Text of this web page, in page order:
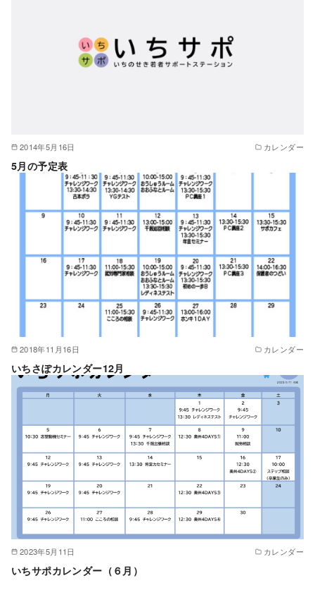
2014年5月16日 カレンダー
5月の予定表
2018年11月16日 カレンダー
いちさぽカレンダー12月
2023年5月11日 カレンダー
いちサポカレンダー（６月）